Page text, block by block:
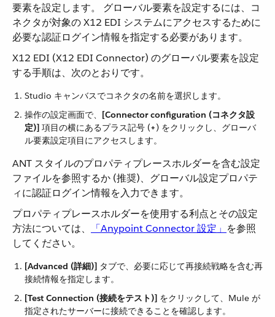
要素を設定します。 グローバル要素を設定するには、コ
ネクタが対象の X12 EDI システムにアクセスするために
必要な認証ログイン情報を指定する必要があります。
X12 EDI (X12 EDI Connector) のグローバル要素を設定
する手順は、次のとおりです。
Studio キャンバスでコネクタの名前を選択します。
操作の設定画面で、​ [Connector configuration (コネクタ設
定)] ​ 項目の横にあるプラス記号 (​+​) をクリックし、グローバ
ル要素設定項目にアクセスします。
ANT スタイルのプロパティプレースホルダーを含む設定
ファイルを参照するか (推奨)、グローバル設定プロパテ
ィに認証ログイン情報を入力できます。
プロパティプレースホルダーを使用する利点とその設定
方法については、​
「Anypoint Connector 設定」 ​を参照
してください。
[Advanced (詳細)] ​ タブで、必要に応じて再接続戦略を含む再
接続情報を指定します。
[Test Connection (接続をテスト)] ​ をクリックして、Mule が
指定されたサーバーに接続できることを確認します。